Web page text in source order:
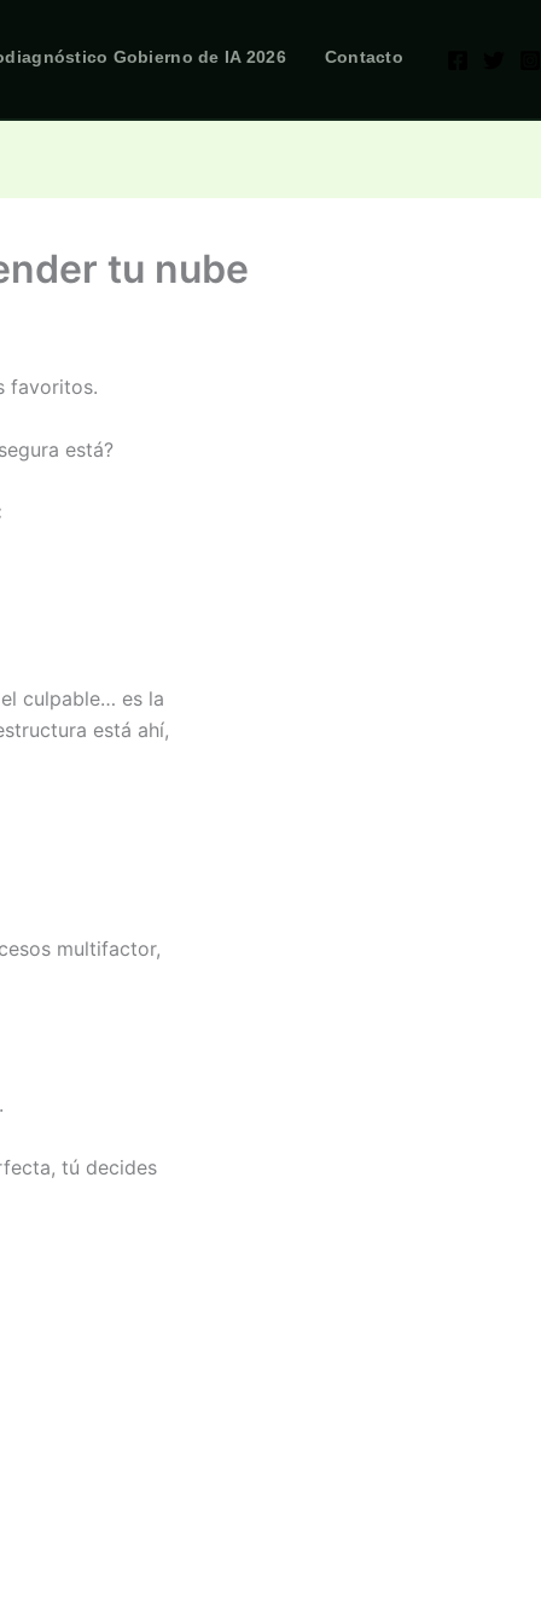
Gobierno de IA 2026 Contacto
tu nube
favoritos.
está?
culpable… es la
está ahí,
multifactor,
tú decides